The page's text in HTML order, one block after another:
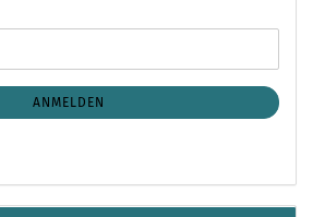
ANMELDEN